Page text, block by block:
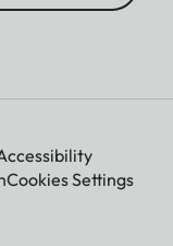
Cookies Settings